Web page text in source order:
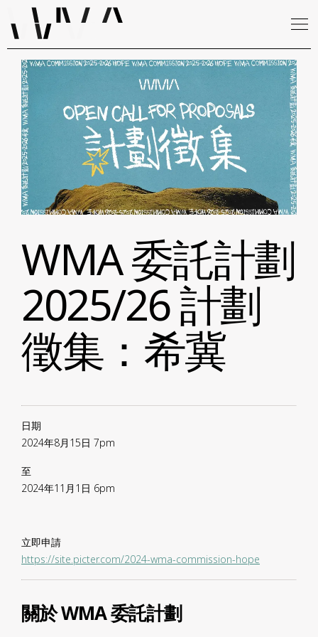
WMA 委託計劃
2025/26 計劃
徵集：希冀
日期
2024年8月15日 7pm
至
2024年11月1日 6pm
立即申請
https://site.picter.com/2024-wma-commission-hope
關於 WMA 委託計劃